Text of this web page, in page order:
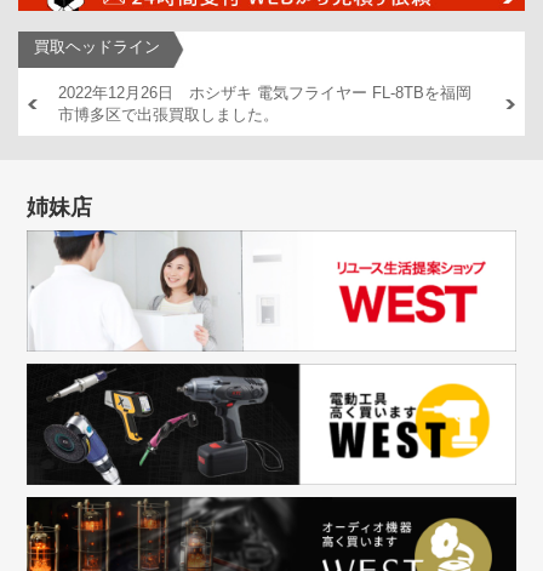
買取ヘッドライン
2022年12月26日 ホシザキ 電気フライヤー FL-8TBを福岡
市博多区で出張買取しました。
出張買
姉妹店